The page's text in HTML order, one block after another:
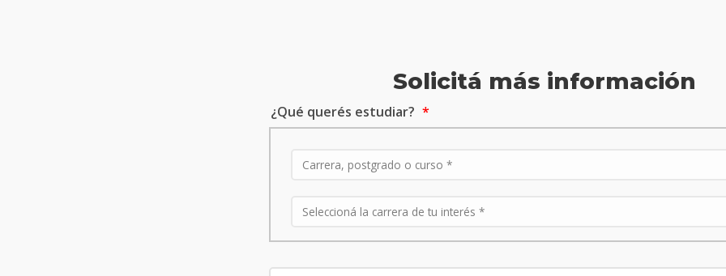
Solicitá más información
¿Qué querés estudiar?